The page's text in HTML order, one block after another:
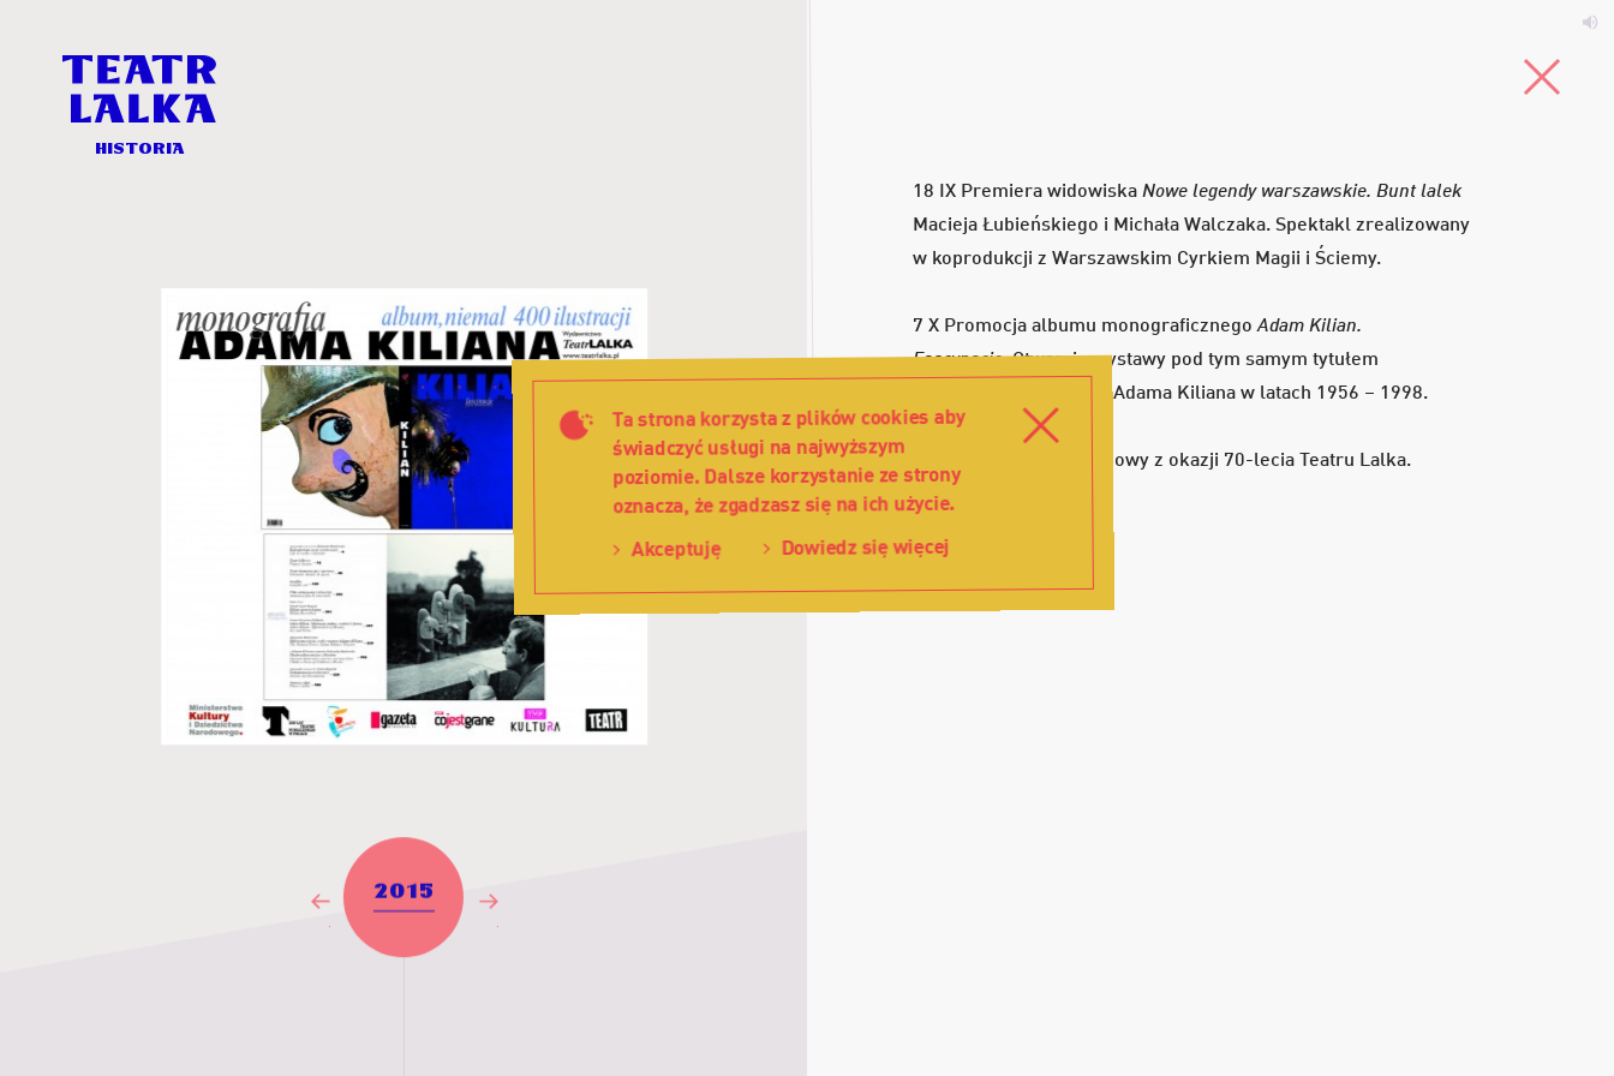
Ta strona korzysta z plików cookies aby
świadczyć usługi na najwyższym
poziomie. Dalsze korzystanie ze strony
oznacza, że zgadzasz się na ich użycie.
Akceptuję Dowiedz się więcej
Zamknij
Historia
Historia
Menu
Poprzedni
2015
18 IX Premiera widowiska Nowe legendy warszawskie. Bunt lalek
Macieja Łubieńskiego i Michała Walczaka. Spektakl zrealizowany
w koprodukcji z Warszawskim Cyrkiem Magii i Ściemy.
7 X Promocja albumu monograficznego Adam Kilian.
Fascynacje.Otwarcie wystawy pod tym samym tytułem
prezentującej dorobek Adama Kiliana w latach 1956 – 1998.
28 XI Wieczór jubileuszowy z okazji 70-lecia Teatru Lalka.